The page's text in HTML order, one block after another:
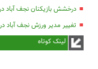
درخشش بازیکنان نجف آباد
تغییر مدیر ورزش نجف آباد
لینک کوتاه